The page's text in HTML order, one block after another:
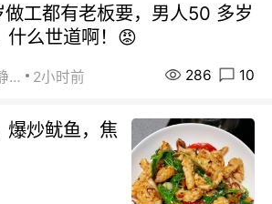
工都有老板要，男人50 多岁
什么世道啊！😡
… 2小时前 286 10
爆炒鱿鱼，焦